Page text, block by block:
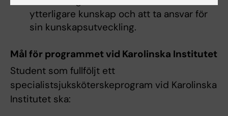
ytterligare kunskap och att ta ansvar för
sin kunskapsutveckling.
Mål för programmet vid Karolinska Institutet
Student som fullföljt ett
specialistsjuksköterskeprogram vid Karolinska
Institutet ska: